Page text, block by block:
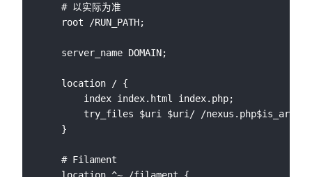
    # 以实际为准
    root /RUN_PATH;
    server_name DOMAIN;
    location / {
        index index.html index.php;
try_files $uri $uri/ /
    }
    # Filament
    location ^~ /filament {